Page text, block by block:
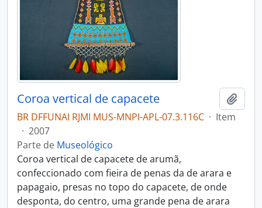
Coroa vertical de capacete
BR DFFUNAI RJMI MUS-MNPI-APL-07.3.116C · Item
· 2007
Parte de Museológico
Coroa vertical de capacete de arumã,
confeccionado com fieira de penas da de arara e
papagaio, presas no topo do capacete, de onde
desponta, do centro, uma grande pena de arara